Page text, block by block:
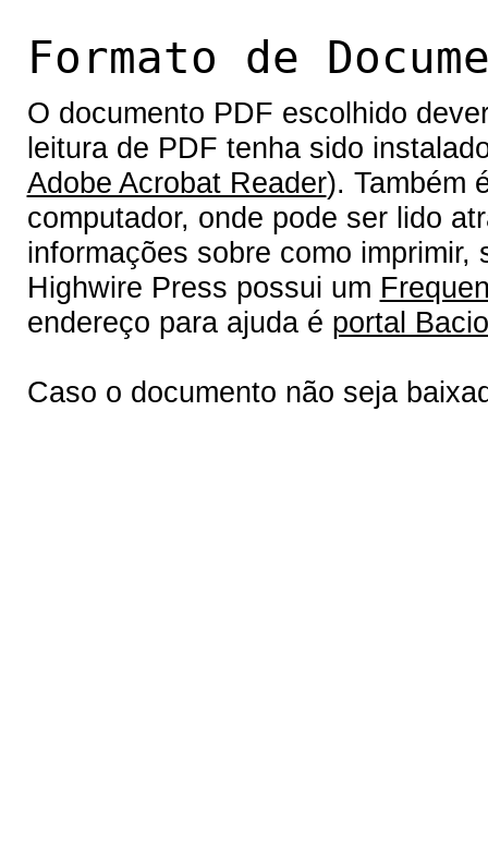
Formato de
O documento PDF escolhido
leitura de PDF tenha sido
Adobe Acrobat Reader). Também
computador, onde pode ser lido
informações sobre como
Highwire Press possui um
endereço para ajuda é portal
Caso o documento não seja